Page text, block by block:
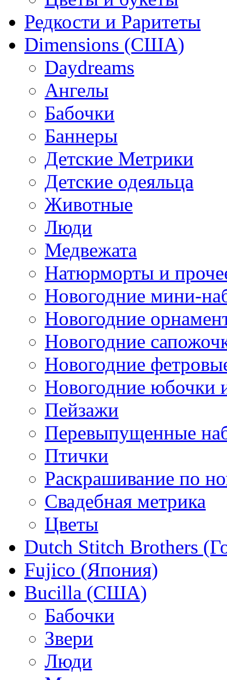
Редкости и Раритеты
Dimensions (США)
Daydreams
Ангелы
Бабочки
Баннеры
Детские Метрики
Детские одеяльца
Животные
Люди
Медвежата
Натюрморты и
Новогодние мини-
Новогодние
Новогодние
Новогодние
Новогодние юбочки
Пейзажи
Перевыпущенные
Птички
Раскрашивание по
Свадебная метрика
Цветы
Dutch Stitch Brothers
Fujico (Япония)
Bucilla (США)
Бабочки
Звери
Люди